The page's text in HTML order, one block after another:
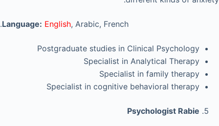
Language: English, Arabic, French.
Postgraduate studies in Clinical Psychology
Specialist in Analytical Therapy
Specialist in family therapy
Specialist in cognitive behavioral therapy
Psychologist Rabie